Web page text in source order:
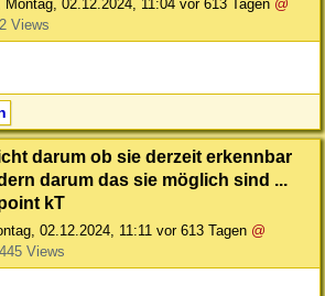
Montag, 02.12.2024, 11:04 vor 613 Tagen @
Views
darum ob sie derzeit erkennbar
darum das sie möglich sind ...
kT
02.12.2024, 11:11 vor 613 Tagen @
Views